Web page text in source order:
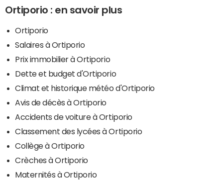
Ortiporio : en savoir plus
Ortiporio
Salaires à Ortiporio
Prix immobilier à Ortiporio
Dette et budget d'Ortiporio
Climat et historique météo d'Ortiporio
Avis de décès à Ortiporio
Accidents de voiture à Ortiporio
Classement des lycées à Ortiporio
Collège à Ortiporio
Crèches à Ortiporio
Maternités à Ortiporio